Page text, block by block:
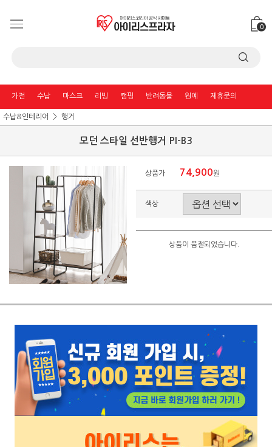
0
가전 수납 마스크 리빙 캠핑 반려동물 원예 제휴문의
수납&인테리어 행거
모던 스타일 선반행거 PI-B3
상품가 74,900원
색상
상품이 품절되었습니다.